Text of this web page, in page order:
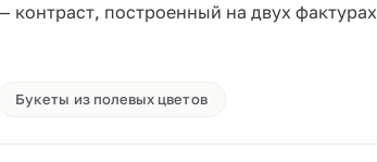
контраст, построенный на двух
Букеты из полевых цветов